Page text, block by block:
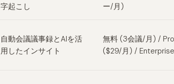
字起こし
ー/月)
自動会議議事録とAIを活
用したインサイト
無料 (3会議/月) /
($29/月) /